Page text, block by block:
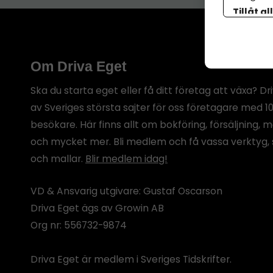
Om Driva Eget
Ska du starta eget eller få ditt företag att växa?
av Sveriges största sajter för oss företagare med
besökare. Här finns allt om bokföring, försäljning,
och mycket mer. Bli medlem och få vassa
och mallar. Blir medlem idag!
VD & Ansvarig utgivare: Gustaf Oscarson
Driva Eget ägs av Growin AB
Org nr: 556732-9874
Driva Eget är medlem i Sveriges Tidskrifter.
Tillåt